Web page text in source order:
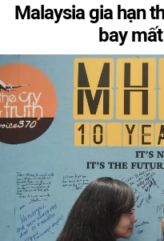
Malaysia gia hạn
bay